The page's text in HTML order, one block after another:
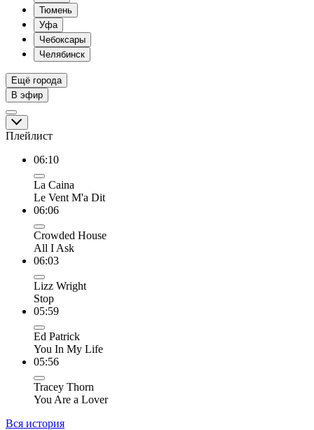
Тюмень
Уфа
Чебоксары
Челябинск
Ещё города
В эфир
Плейлист
06:10
La Caina
Le Vent M'a Dit
06:06
Crowded House
All I Ask
06:03
Lizz Wright
Stop
05:59
Ed Patrick
You In My Life
05:56
Tracey Thorn
You Are a Lover
Вся история